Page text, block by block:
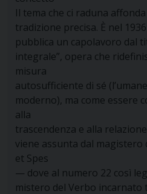
Il tema che ci raduna
tradizione precisa. È nel
pubblica un capolavoro dal
integrale”, opera che
misura
autosufficiente di sé
moderno), ma come essere
alla
trascendenza e alla
viene assunta dal magistero
et Spes
— dove al numero 22 così
mistero del Verbo incarnato